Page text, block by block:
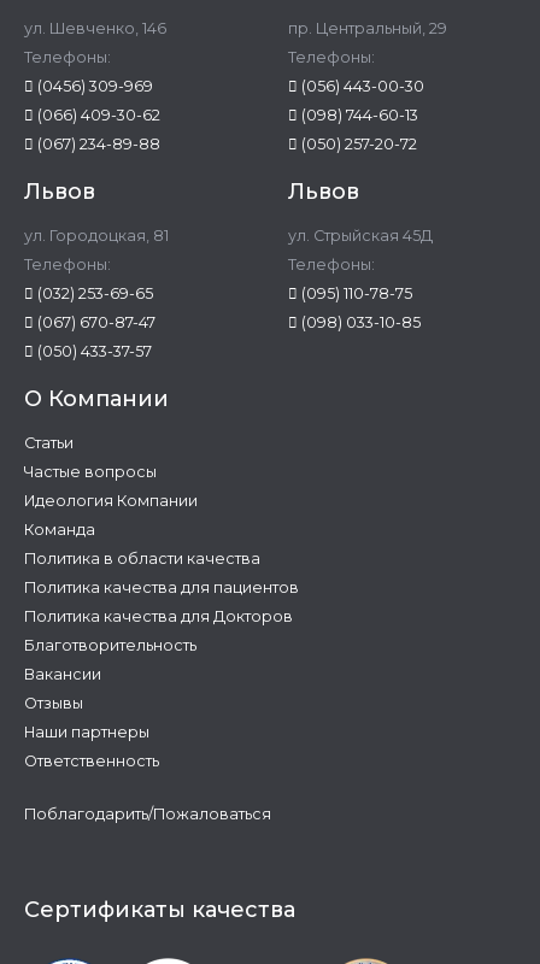
ул. Шевченко, 146
Телефоны:
(0456) 309-969
(066) 409-30-62
(067) 234-89-88
пр. Центральный, 29
Телефоны:
(056) 443-00-30
(098) 744-60-13
(050) 257-20-72
Львов
ул. Городоцкая, 81
Телефоны:
(032) 253-69-65
(067) 670-87-47
(050) 433-37-57
Львов
ул. Стрыйская 45Д
Телефоны:
(095) 110-78-75
(098) 033-10-85
О Компании
Статьи
Частые вопросы
Идеология Компании
Команда
Политика в области качества
Политика качества для пациентов
Политика качества для Докторов
Благотворительность
Вакансии
Отзывы
Наши партнеры
Ответственность
Поблагодарить/Пожаловаться
Сертификаты качества